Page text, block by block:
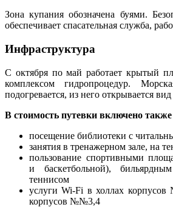
Зона купания обозначена буями.
обеспечивает спасательная служба,
Инфраструктура
С октября по май работает крытый
комплексом гидропроцедур.
подогревается, из него открывается
В стоимость путевки включено также
посещение библиотеки с
занятия в тренажерном зале, на
пользование спортивными
и баскетбольной),
теннисом
услуги Wi-Fi в холлах
корпусов №№3,4